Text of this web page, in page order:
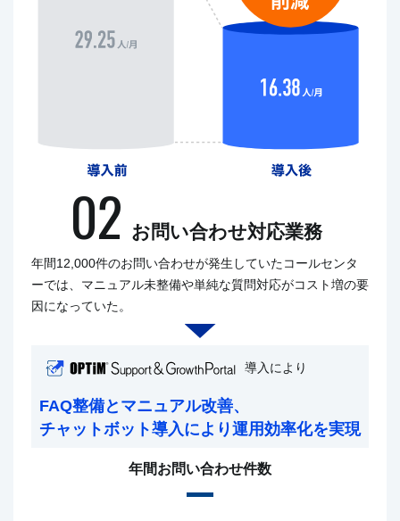
02 お問い合わせ対応業務
年間12,000件のお問い合わせが発生していたコールセンタ
ーでは、マニュアル未整備や単純な質問対応がコスト増の要
因になっていた。
導入により
FAQ整備とマニュアル改善、
チャットボット導入により運用効率化を実現
年間お問い合わせ件数